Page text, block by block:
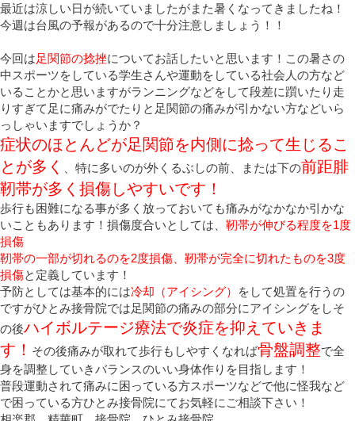
最近は涼しい日が続いていましたがまた暑くなってきましたね！
今週は台風の予報があるので十分注意しましょう！！
今回は足関節の捻挫についてお話したいと思います！この暑さの
中スポーツをしている学生さんや運動をしている社会人の方など
いることかと思いますがランニングなどをして段差に躓いたり走
りすぎて足に痛みがでたりと足関節の痛みが引かない方などいら
っしゃいますでしょうか？
症状のほとんどが足関節を内側に捻って生じるこ
とが多く
、特に多いのが外くるぶしの前、または下の前距腓
靭帯が多く損傷しやすいです！
歩行も困難になる事が多く放っておいても痛みがなかなか引かな
いこともあります！損傷度合いとしては、 靭帯が伸びる程度を1度
損傷
靭帯の一部が切れるのを2度損傷、靭帯が完全に切れたものを3度
損傷と定義しています！
予防としては基本的には冷却（アイシング）
をして処置を行うの
ですがひとみ接骨院では足関節の痛みの部分にアイシングをしそ
の後ハイボルテージ療法で炎症を抑えていきま
す！ その後痛みが取れて歩行もしやすくなれば骨盤調整で全
身を調整していきバランスのいい身体作りを目指します！
普段運動されて痛みに困っている方スポーツなどで他に怪我など
で困っている方ひとみ接骨院にてお気軽にご相談下さい！